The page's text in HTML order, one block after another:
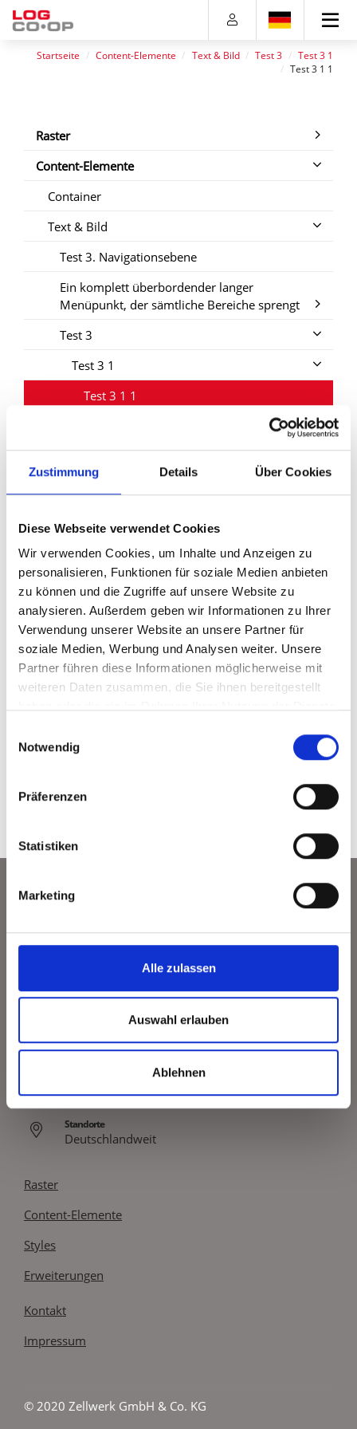
Zustimmung Details Über Cookies
Diese Webseite verwendet Cookies
Wir verwenden Cookies, um Inhalte und Anzeigen zu
personalisieren, Funktionen für soziale Medien anbieten
zu können und die Zugriffe auf unsere Website zu
analysieren. Außerdem geben wir Informationen zu Ihrer
Verwendung unserer Website an unsere Partner für
soziale Medien, Werbung und Analysen weiter. Unsere
Partner führen diese Informationen möglicherweise mit
weiteren Daten zusammen, die Sie ihnen bereitgestellt
Notwendig
Präferenzen
Statistiken
Marketing
Alle zulassen
Auswahl erlauben
Ablehnen
Direkt
zum
(Eingabetaste)
Direkt
zum
(Eingabetaste)
Direkt
zur
(Eingabetaste)
Direkt
zum
(Eingabetaste)
Startseite Content-Elemente Text & Bild Test 3
Test 3 1
Test 3 1 1
Raster
Content-Elemente
Container
Text & Bild
Test 3. Navigationsebene
Ein komplett überbordender langer
Menüpunkt, der sämtliche Bereiche sprengt
Test 3
Test 3 1
Test 3 1 1
Test 3 2
Akkordeon & Tabs
Tabellen
Dateilinks
Hover Effekte
Video
Erweiterungen
+49 211 58687870
team@zellwerk.com
Standorte
Deutschlandweit
Raster
Content-Elemente
Styles
Erweiterungen
Kontakt
Impressum
© 2020 Zellwerk GmbH & Co. KG